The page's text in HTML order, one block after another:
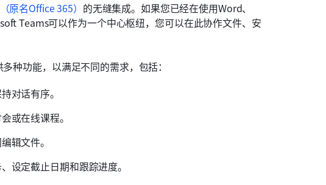
原名Office 365） 的无缝集成。如果您已经在使用Word、
Teams可以作为一个中心枢纽，您可以在此协作文件、安
种功能，以满足不同的需求，包括：
对话有序。
或在线课程。
辑文件。
设定截止日期和跟踪进度。